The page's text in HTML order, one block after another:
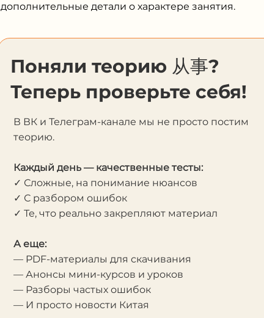
дополнительные детали о характере занятия.
Поняли теорию 从事?
Теперь проверьте себя!
В ВК и Телеграм-канале мы не просто постим
теорию.
Каждый день — качественные тесты:
✓ Сложные, на понимание нюансов
✓ С разбором ошибок
✓ Те, что реально закрепляют материал
А еще:
— PDF-материалы для скачивания
— Анонсы мини-курсов и уроков
— Разборы частых ошибок
— И просто новости Китая